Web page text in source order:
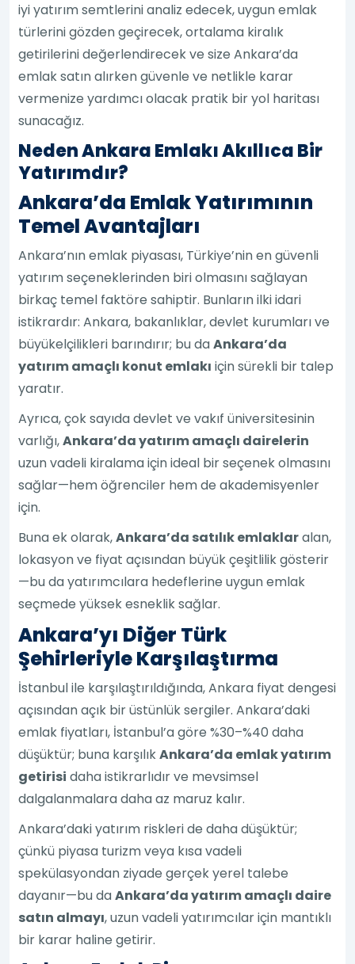
iyi yatırım semtlerini analiz edecek, uygun emlak
türlerini gözden geçirecek, ortalama kiralık
getirilerini değerlendirecek ve size Ankara’da
emlak satın alırken güvenle ve netlikle karar
vermenize yardımcı olacak pratik bir yol haritası
sunacağız.
Neden Ankara Emlakı Akıllıca Bir
Yatırımdır?
Ankara’da Emlak Yatırımının
Temel Avantajları
Ankara’nın emlak piyasası, Türkiye’nin en güvenli
yatırım seçeneklerinden biri olmasını sağlayan
birkaç temel faktöre sahiptir. Bunların ilki idari
istikrardır: Ankara, bakanlıklar, devlet kurumları ve
büyükelçilikleri barındırır; bu daAnkara’da
yatırım amaçlı konut emlakı için sürekli bir talep
yaratır.
Ayrıca, çok sayıda devlet ve vakıf üniversitesinin
varlığı,Ankara’da yatırım amaçlı dairelerin
uzun vadeli kiralama için ideal bir seçenek olmasını
sağlar—hem öğrenciler hem de akademisyenler
için.
Buna ek olarak,Ankara’da satılık emlaklaralan,
lokasyon ve fiyat açısından büyük çeşitlilik gösterir
—bu da yatırımcılara hedeflerine uygun emlak
seçmede yüksek esneklik sağlar.
Ankara’yı Diğer Türk
Şehirleriyle Karşılaştırma
İstanbul ile karşılaştırıldığında, Ankara fiyat dengesi
açısından açık bir üstünlük sergiler. Ankara’daki
emlak fiyatları, İstanbul’a göre %30–%40 daha
düşüktür; buna karşılıkAnkara’da emlak yatırım
getirisi daha istikrarlıdır ve mevsimsel
dalgalanmalara daha az maruz kalır.
Ankara’daki yatırım riskleri de daha düşüktür;
çünkü piyasa turizm veya kısa vadeli
spekülasyondan ziyade gerçek yerel talebe
dayanır—bu daAnkara’da yatırım amaçlı daire
satın almayı, uzun vadeli yatırımcılar için mantıklı
bir karar haline getirir.